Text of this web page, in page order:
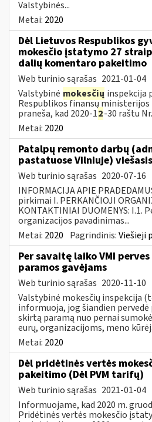
Valstybinės...
Metai: 2020
Dėl Lietuvos Respublikos
mokesčio įstatymo 27
dalių komentaro pakeitimo
Web turinio sąrašas 2021-01-04
Valstybinė mokesčių inspekcija
Respublikos finansų ministerijos
praneša, kad 2020-12-30 raštu
Metai: 2020
Patalpų remonto darbų
pastatuose Vilniuje)
Web turinio sąrašas 2020-07-16
INFORMACIJA APIE
pirkimai I. PERKANČIOJI
KONTAKTINIAI DUOMENYS: I.1.
organizacijos pavadinimas...
Metai: 2020 Pagrindinis:Viešieji
Per savaitę laiko VMI
paramos gavėjams
Web turinio sąrašas 2020-11-10
Valstybinė mokesčių inspekcija
informuoja, jog šiandien
skirtą paramą nuo pernai
eurų, organizacijoms, meno
Metai: 2020
Dėl pridėtinės vertės
pakeitimo (Dėl PVM tarifų)
Web turinio sąrašas 2021-01-04
Informuojame, kad 2020 m.
Pridėtinės vertės mokesčio